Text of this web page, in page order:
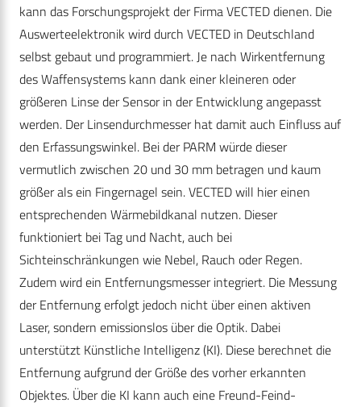
kann das Forschungsprojekt der Firma VECTED dienen. Die
Auswerteelektronik wird durch VECTED in Deutschland
selbst gebaut und programmiert. Je nach Wirkentfernung
des Waffensystems kann dank einer kleineren oder
größeren Linse der Sensor in der Entwicklung angepasst
werden. Der Linsendurchmesser hat damit auch Einfluss auf
den Erfassungswinkel. Bei der PARM würde dieser
vermutlich zwischen 20 und 30 mm betragen und kaum
größer als ein Fingernagel sein. VECTED will hier einen
entsprechenden Wärmebildkanal nutzen. Dieser
funktioniert bei Tag und Nacht, auch bei
Sichteinschränkungen wie Nebel, Rauch oder Regen.
Zudem wird ein Entfernungsmesser integriert. Die Messung
der Entfernung erfolgt jedoch nicht über einen aktiven
Laser, sondern emissionslos über die Optik. Dabei
unterstützt Künstliche Intelligenz (KI). Diese berechnet die
Entfernung aufgrund der Größe des vorher erkannten
Objektes. Über die KI kann auch eine Freund-Feind-